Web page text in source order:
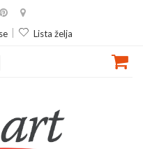
Lista želja